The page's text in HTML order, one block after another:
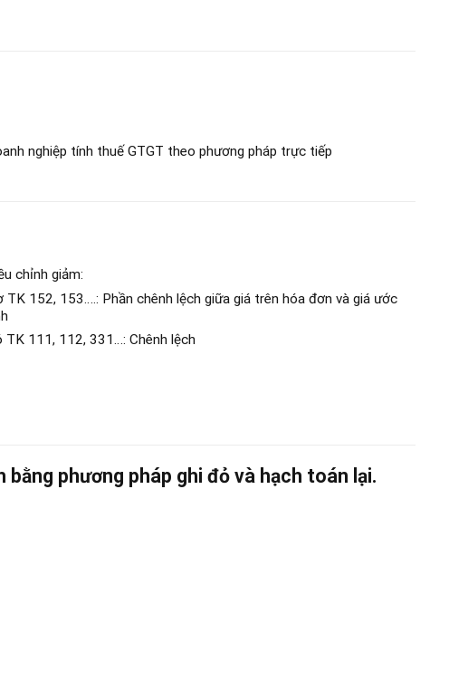
nghiệp tính thuế GTGT theo phương pháp trực tiếp
chỉnh giảm:
TK 152, 153….: Phần chênh lệch giữa giá trên hóa đơn và giá ước
TK 111, 112, 331…: Chênh lệch
phương pháp ghi đỏ và hạch toán lại.